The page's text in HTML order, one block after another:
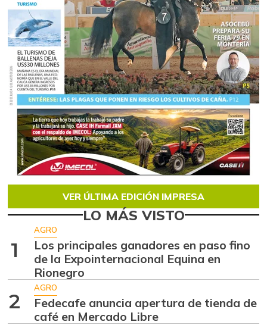
VER ÚLTIMA EDICIÓN IMPRESA
LO MÁS VISTO
1
AGRO
Los principales ganadores en paso fino
de la Expointernacional Equina en
Rionegro
2
AGRO
Fedecafe anuncia apertura de tienda de
café en Mercado Libre